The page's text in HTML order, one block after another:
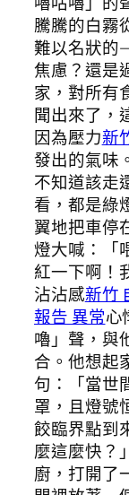
騰騰的白霧
難以名狀的
焦慮？還是
家，對所有
聞出來了，
因為壓力新
發出的氣味
不知道該走
看，都是綠
翼地把車停
燈大喊：「
紅一下啊！
沾沾感新竹
報告 異常心
嚕」聲，與
合。他想起
句：「當世
罩，且燈號
餃臨界點到
麼這麼快？
廚，打開了